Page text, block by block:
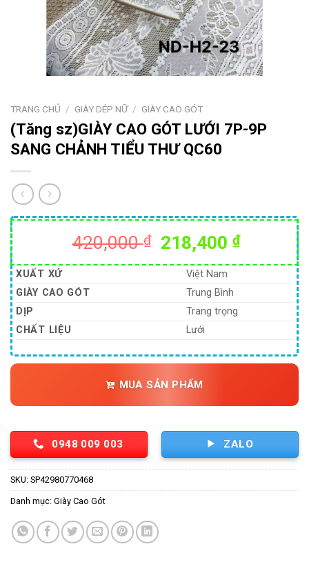
TRANG CHỦ / GIÀY DÉP NỮ / GIÀY CAO GÓT
(Tăng sz)GIÀY CAO GÓT LƯỚI 7P-9P
SANG CHẢNH TIỂU THƯ QC60
420,000₫
Giá
gốc
420,000 ₫.
218,400₫Giá
hiện
XUẤT XỨ
Việt Nam
GIÀY CAO GÓT
Trung Bình
DỊP
Trang trọng
CHẤT LIỆU
Lưới
MUA SẢN PHẨM
0948 009 003 ZALO
SKU: SP42980770468
Danh mục: Giày Cao Gót